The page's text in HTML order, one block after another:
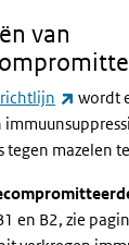
van
wordt
tegen mazelen
en B2, zie